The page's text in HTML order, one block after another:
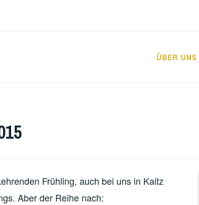
ÜBER UNS
Frühling, auch bei uns in Kaitz
Aber der Reihe nach: